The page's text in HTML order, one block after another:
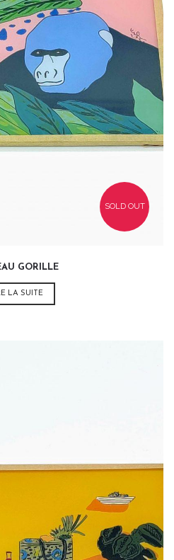
€
SOLD OUT
GORILLE
LA SUITE
€